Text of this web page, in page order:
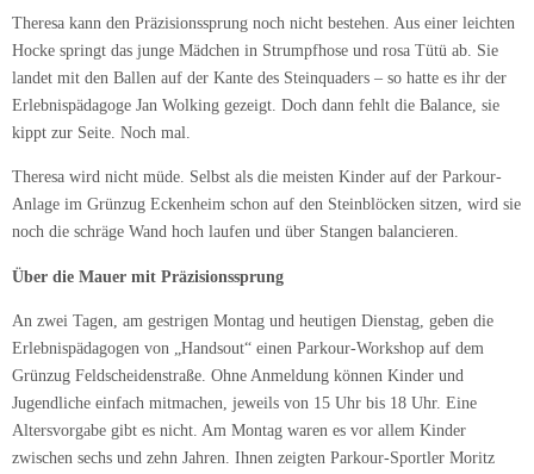
Theresa kann den Präzisionssprung noch nicht bestehen. Aus einer leichten
Hocke springt das junge Mädchen in Strumpfhose und rosa Tütü ab. Sie
landet mit den Ballen auf der Kante des Steinquaders – so hatte es ihr der
Erlebnispädagoge Jan Wolking gezeigt. Doch dann fehlt die Balance, sie
kippt zur Seite. Noch mal.
Theresa wird nicht müde. Selbst als die meisten Kinder auf der Parkour-
Anlage im Grünzug Eckenheim schon auf den Steinblöcken sitzen, wird sie
noch die schräge Wand hoch laufen und über Stangen balancieren.
Über die Mauer mit Präzisionssprung
An zwei Tagen, am gestrigen Montag und heutigen Dienstag, geben die
Erlebnispädagogen von „Handsout“ einen Parkour-Workshop auf dem
Grünzug Feldscheidenstraße. Ohne Anmeldung können Kinder und
Jugendliche einfach mitmachen, jeweils von 15 Uhr bis 18 Uhr. Eine
Altersvorgabe gibt es nicht. Am Montag waren es vor allem Kinder
zwischen sechs und zehn Jahren. Ihnen zeigten Parkour-Sportler Moritz